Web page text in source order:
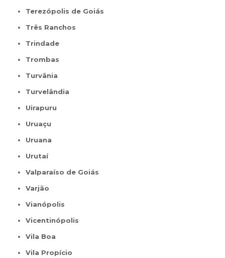
Terezópolis de Goiás
Três Ranchos
Trindade
Trombas
Turvânia
Turvelândia
Uirapuru
Uruaçu
Uruana
Urutaí
Valparaíso de Goiás
Varjão
Vianópolis
Vicentinópolis
Vila Boa
Vila Propício